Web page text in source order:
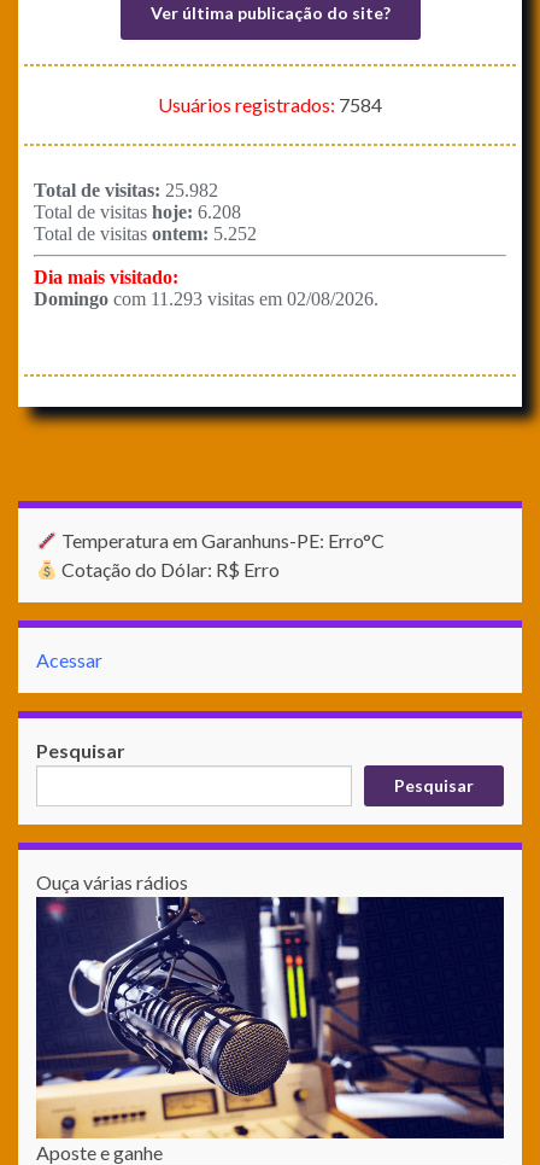
Ver última publicação do site?
Usuários registrados: 7584
Temperatura em Garanhuns-PE: Erro°C
Cotação do Dólar: R$ Erro
Acessar
Pesquisar
Pesquisar
Ouça várias rádios
Aposte e ganhe